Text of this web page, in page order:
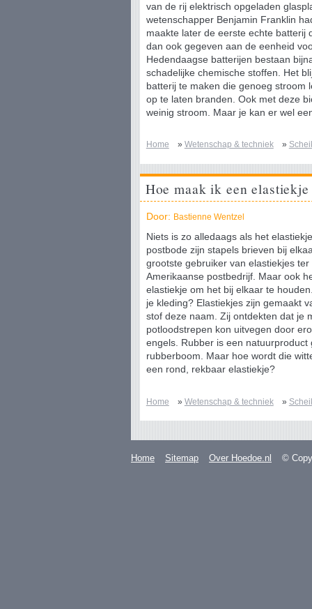
van de rij elektrisch opgeladen
wetenschapper Benjamin Franklin
maakte later de eerste echte batterij
dan ook gegeven aan de eenheid
Hedendaagse batterijen bestaan
schadelijke chemische stoffen. Het
batterij te maken die genoeg stroom
op te laten branden. Ook met deze
weinig stroom. Maar je kan er wel
Home » Wetenschap & techniek »
Hoe maak ik een elastiekje
Door: Bastienne Wentzel
Niets is zo alledaags als het
postbode zijn stapels brieven bij
grootste gebruiker van elastiekjes
Amerikaanse postbedrijf. Maar ook
elastiekje om het bij elkaar te
je kleding? Elastiekjes zijn gemaakt
stof deze naam. Zij ontdekten dat je
potloodstrepen kon uitvegen door
engels. Rubber is een
rubberboom. Maar hoe wordt die
een rond, rekbaar elastiekje?
Home » Wetenschap & techniek »
Home Sitemap Over Hoedoe.nl ©